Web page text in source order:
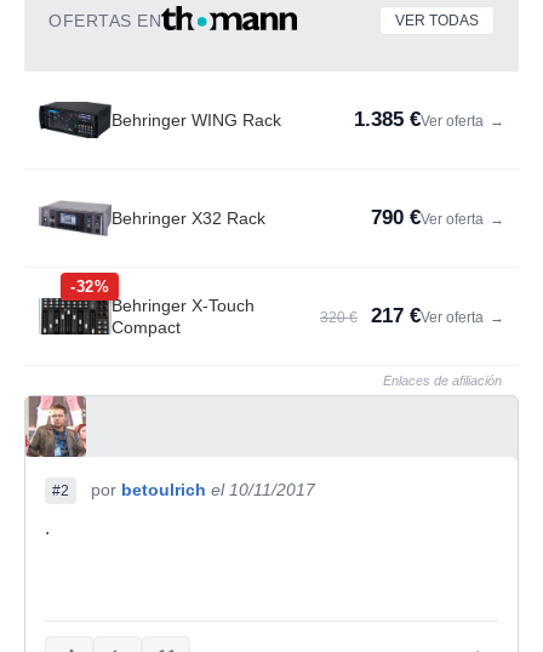
OFERTAS EN VER TODAS
Behringer WING Rack 1.385 €Ver oferta →
Behringer X32 Rack 790 €Ver oferta →
-32%
Behringer X-Touch
Compact
320 € 217 €Ver oferta →
Enlaces de afiliación
#2 por betoulrich el 10/11/2017
.